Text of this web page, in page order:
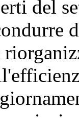
del